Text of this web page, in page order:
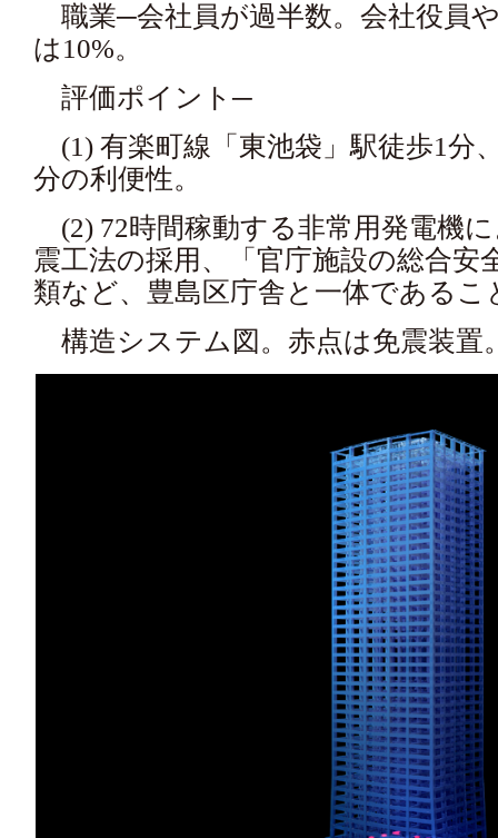
職業─会社員が過半数。会社役員
は10%。
評価ポイント─
(1) 有楽町線「東池袋」駅徒歩1分
分の利便性。
(2) 72時間稼動する非常用発電機
震工法の採用、「官庁施設の総合安
類など、豊島区庁舎と一体であるこ
構造システム図。赤点は免震装置